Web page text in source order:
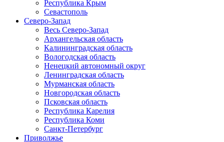
Республика Крым
Севастополь
Северо-Запад
Весь Северо-Запад
Архангельская область
Калининградская область
Вологодская область
Ненецкий автономный округ
Ленинградская область
Мурманская область
Новгородская область
Псковская область
Республика Карелия
Республика Коми
Санкт-Петербург
Приволжье